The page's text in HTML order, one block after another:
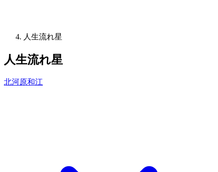
人生流れ星
人生流れ星
北河原和江